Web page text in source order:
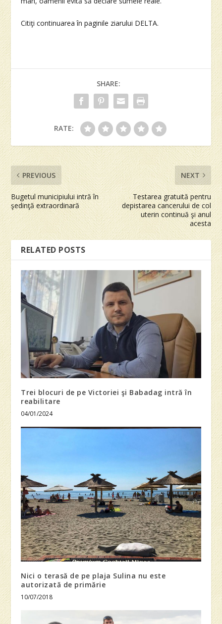
Citiţi continuarea în paginile ziarului DELTA.
SHARE:
RATE:
PREVIOUS
Bugetul municipiului intră în
şedinţă extraordinară
NEXT
Testarea gratuită pentru
depistarea cancerului de col
uterin continuă şi anul
acesta
RELATED POSTS
Trei blocuri de pe Victoriei şi Babadag intră în
reabilitare
04/01/2024
Nici o terasă de pe plaja Sulina nu este
autorizată de primărie
10/07/2018